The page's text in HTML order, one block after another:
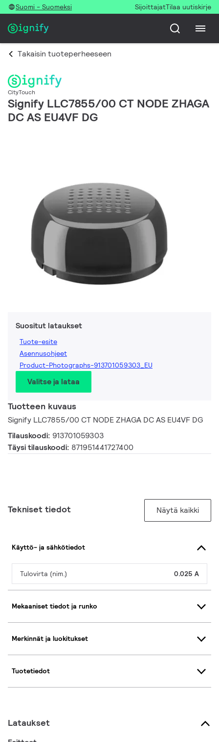
Suomi - Suomeksi SijoittajatTilaa uutiskirje
Takaisin tuoteperheeseen
CityTouch
Signify LLC7855/00 CT NODE ZHAGA
DC AS EU4VF DG
Suositut lataukset
Tuote-esite
Asennusohjeet
Product-Photographs-913701059303_EU
Valitse ja lataa
Tuotteen kuvaus
Signify LLC7855/00 CT NODE ZHAGA DC AS EU4VF DG
Tilauskoodi: 913701059303
Täysi tilauskoodi: 871951441727400
Tekniset tiedot Näytä kaikki
Käyttö- ja sähkötiedot
Tulovirta (nim.) 0.025 A
Mekaaniset tiedot ja runko
Merkinnät ja luokitukset
Tuotetiedot
Lataukset